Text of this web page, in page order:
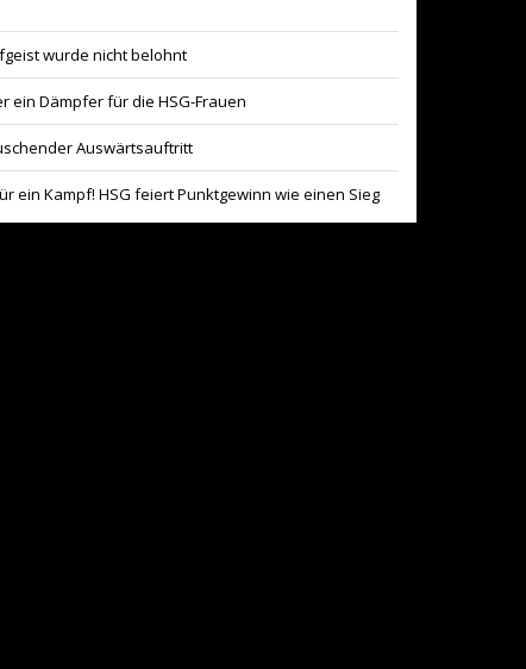
wurde nicht belohnt
ein Dämpfer für die HSG-Frauen
Auswärtsauftritt
ein Kampf! HSG feiert Punktgewinn wie einen Sieg